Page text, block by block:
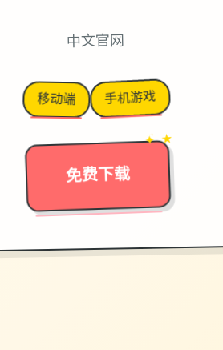
中文官网
移动端 手机游戏
免费下载
→
✦ ★